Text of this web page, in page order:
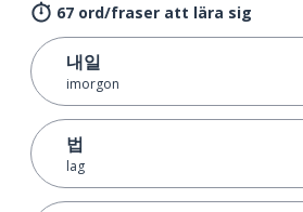
67 ord/fraser att lära sig
내일
imorgon
법
lag